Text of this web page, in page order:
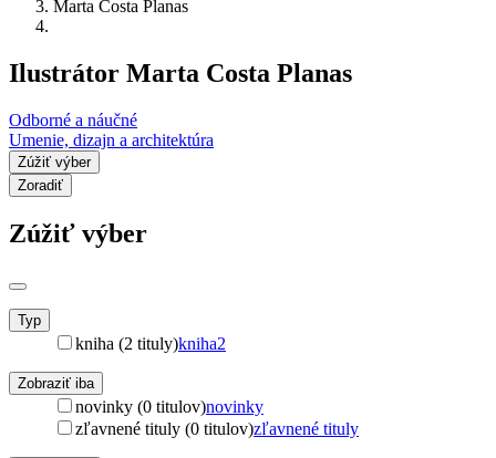
Marta Costa Planas
Ilustrátor Marta Costa Planas
Odborné a náučné
Umenie, dizajn a architektúra
Zúžiť výber
Zoradiť
Zúžiť výber
Typ
kniha (2 tituly)kniha2
Zobraziť iba
novinky (0 titulov)novinky
zľavnené tituly (0 titulov)zľavnené tituly